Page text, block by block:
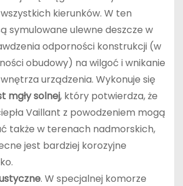
kierunków. W ten
symulowane ulewne deszcze w
odporności konstrukcji (w
obudowy) na wilgoć i wnikanie
urządzenia. Wykonuje się
mgły solnej, który potwierdza, że
Vaillant z powodzeniem mogą
także w terenach nadmorskich,
jest bardziej korozyjne
. W specjalnej komorze